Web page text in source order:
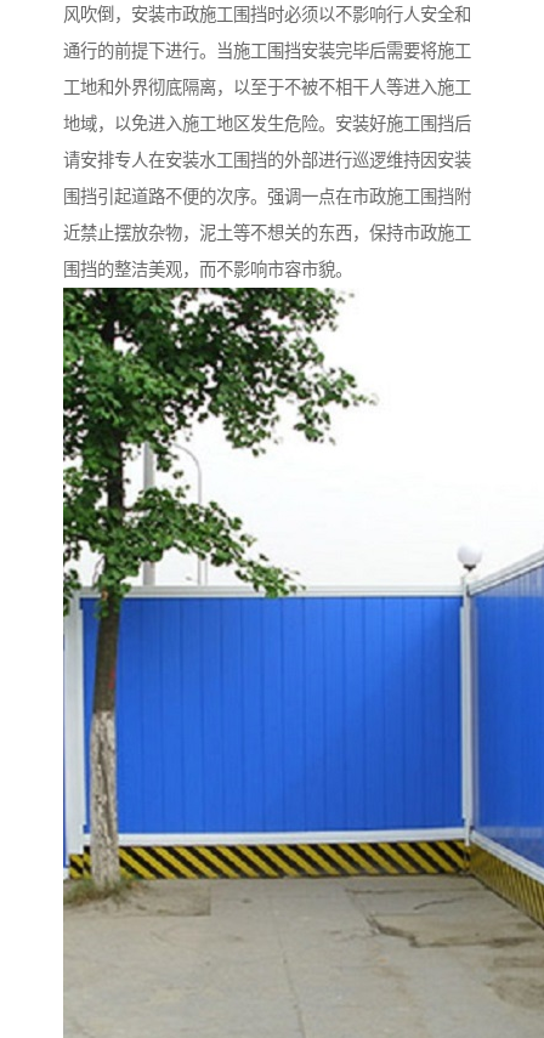
风吹倒，安装市政施工围挡时必须以不影响行人安全和
通行的前提下进行。当施工围挡安装完毕后需要将施工
工地和外界彻底隔离，以至于不被不相干人等进入施工
地域，以免进入施工地区发生危险。安装好施工围挡后
请安排专人在安装水工围挡的外部进行巡逻维持因安装
围挡引起道路不便的次序。强调一点在市政施工围挡附
近禁止摆放杂物，泥土等不想关的东西，保持市政施工
围挡的整洁美观，而不影响市容市貌。